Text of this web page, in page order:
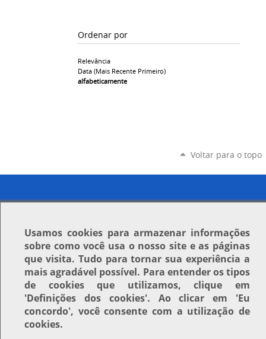
Ordenar por
Relevância
Data (mais Recente Primeiro)
alfabeticamente
Voltar para o topo
Usamos cookiespara armazenar informações
sobre como você usa o nosso site e as páginas
que visita. Tudo para tornar sua experiência a
mais agradável possível. Para entender os tipos
de cookies que utilizamos, clique em
'Definições dos cookies'. Ao clicar em 'Eu
concordo', você consente com a utilização de
cookies.